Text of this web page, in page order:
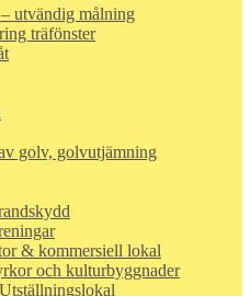
utvändig målning
träfönster
golv, golvutjämning
& kommersiell lokal
och kulturbyggnader